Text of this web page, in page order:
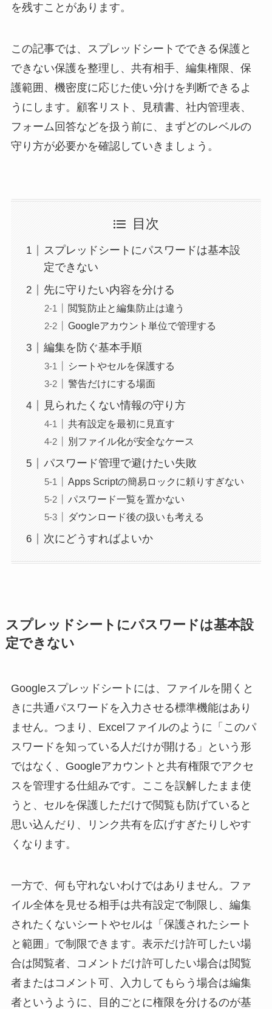
を残すことがあります。
この記事では、スプレッドシートでできる保護と
できない保護を整理し、共有相手、編集権限、保
護範囲、機密度に応じた使い分けを判断できるよ
うにします。顧客リスト、見積書、社内管理表、
フォーム回答などを扱う前に、まずどのレベルの
守り方が必要かを確認していきましょう。
目次
スプレッドシートにパスワードは基本設
定できない
先に守りたい内容を分ける
閲覧防止と編集防止は違う
Googleアカウント単位で管理する
編集を防ぐ基本手順
シートやセルを保護する
警告だけにする場面
見られたくない情報の守り方
共有設定を最初に見直す
別ファイル化が安全なケース
パスワード管理で避けたい失敗
Apps Scriptの簡易ロックに頼りすぎない
パスワード一覧を置かない
ダウンロード後の扱いも考える
次にどうすればよいか
スプレッドシートにパスワードは基本設
定できない
Googleスプレッドシートには、ファイルを開くと
きに共通パスワードを入力させる標準機能はあり
ません。つまり、Excelファイルのように「このパ
スワードを知っている人だけが開ける」という形
ではなく、Googleアカウントと共有権限でアクセ
スを管理する仕組みです。ここを誤解したまま使
うと、セルを保護しただけで閲覧も防げていると
思い込んだり、リンク共有を広げすぎたりしやす
くなります。
一方で、何も守れないわけではありません。ファ
イル全体を見せる相手は共有設定で制限し、編集
されたくないシートやセルは「保護されたシート
と範囲」で制限できます。表示だけ許可したい場
合は閲覧者、コメントだけ許可したい場合は閲覧
者またはコメント可、入力してもらう場合は編集
者というように、目的ごとに権限を分けるのが基